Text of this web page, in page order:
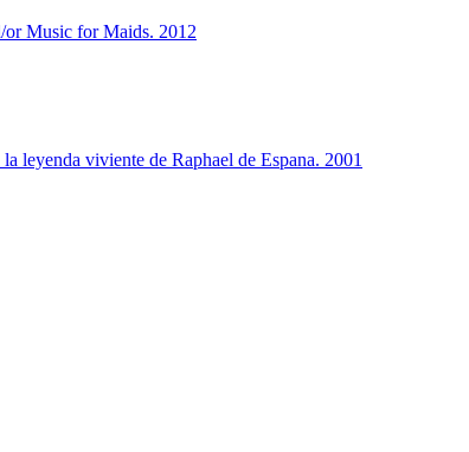
or Music for Maids. 2012
leyenda viviente de Raphael de Espana. 2001